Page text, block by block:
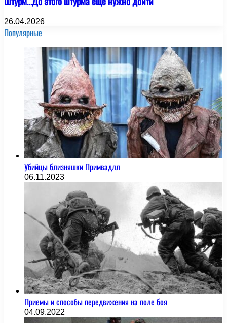
26.04.2026
Популярные
Убийцы близняшки Примвадлл
06.11.2023
Приемы и способы передвижения на поле боя
04.09.2022